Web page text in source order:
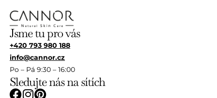
Jsme tu pro vás
+420 793 980 188
info@cannor.cz
Po – Pá 9:30 – 16:00
Sledujte nás na sítích